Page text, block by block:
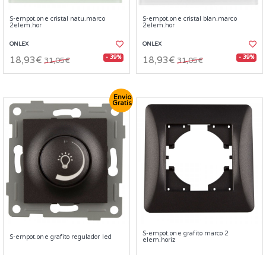
S-empot.one cristal natu.marco
2elem.hor
ONLEX
18,93€ 31,05€ - 39%
S-empot.one cristal blan.marco
2elem.hor
ONLEX
18,93€ 31,05€ - 39%
Envío
Gratis
S-empot.one grafito regulador led
S-empot.one grafito marco 2
elem.horiz